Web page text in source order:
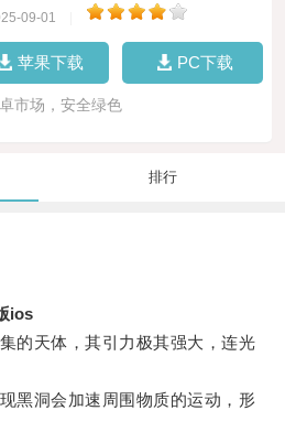
09-01
苹果下载 PC下载
市场，安全绿色
排行
ios
天体，其引力极其强大，连光
洞会加速周围物质的运动，形